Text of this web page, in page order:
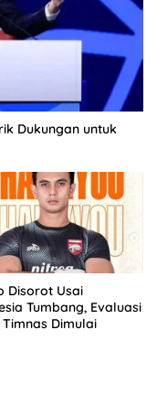
Dukungan untuk
Disorot Usai
Tumbang, Evaluasi
Timnas Dimulai